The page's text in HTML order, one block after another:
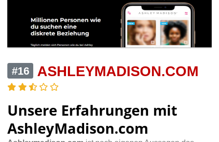
#16 ASHLEYMADISON.COM
Unsere Erfahrungen mit
AshleyMadison.com